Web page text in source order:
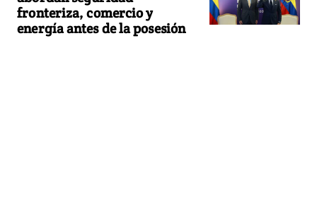
fronteriza, comercio y
energía antes de la posesión